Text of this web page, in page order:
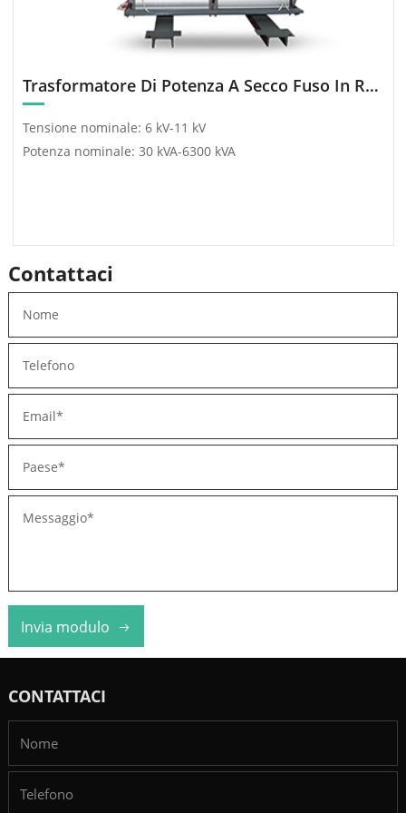
progetto è SCB12 10/0.
Trasformatore Di Potenza A Secco Fuso In Resina Epossidica
Tensione nominale: 6 kV-11 kV
Potenza nominale: 30 kVA-6300 kVA
Contattaci
Invia modulo
CONTATTACI